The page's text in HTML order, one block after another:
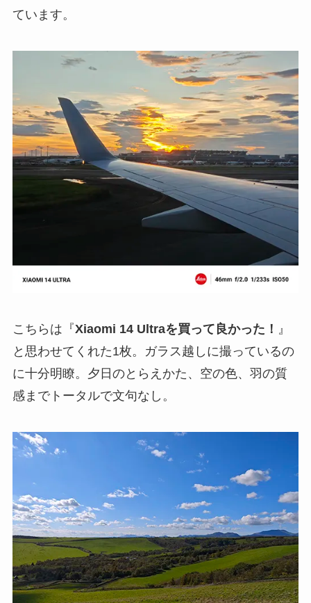
ています。
こちらは『Xiaomi 14 Ultraを買って良かった！ 』
と思わせてくれた1枚。ガラス越しに撮っているの
に十分明瞭。夕日のとらえかた、空の色、羽の質
感までトータルで文句なし。